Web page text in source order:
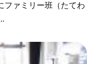
ファミリー班（たてわ